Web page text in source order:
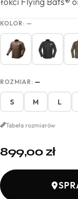
KOLOR: —
ROZMIAR: —
S M L
Tabela rozmiarów
899,00 zł